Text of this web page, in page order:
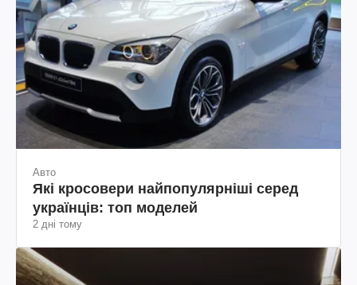
Авто
Які кросовери найпопулярніші серед
українців: топ моделей
2 дні тому